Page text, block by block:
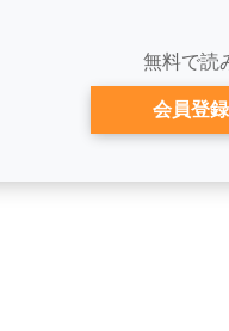
無料で読
会員登